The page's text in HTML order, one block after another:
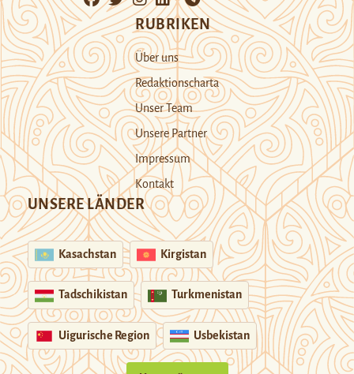
RUBRIKEN
Über uns
Redaktionscharta
Unser Team
Unsere Partner
Impressum
Kontakt
UNSERE LÄNDER
Kasachstan Kirgistan
Tadschikistan Turkmenistan
Uigurische Region Usbekistan